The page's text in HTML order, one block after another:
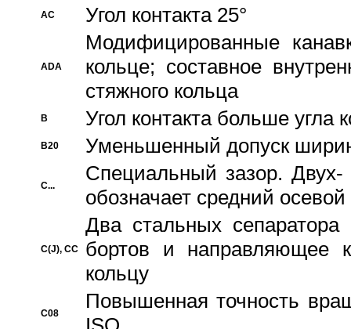
AC Угол контакта 25°
ADA
Модифицированные
кольце; составное
стяжного кольца
B Угол контакта больше угла
B20 Уменьшенный допуск
C...
Специальный зазор.
обозначает средний
C(J), CC
Два стальных сепаратора
бортов и направляющее
кольцу
C08
Повышенная точность